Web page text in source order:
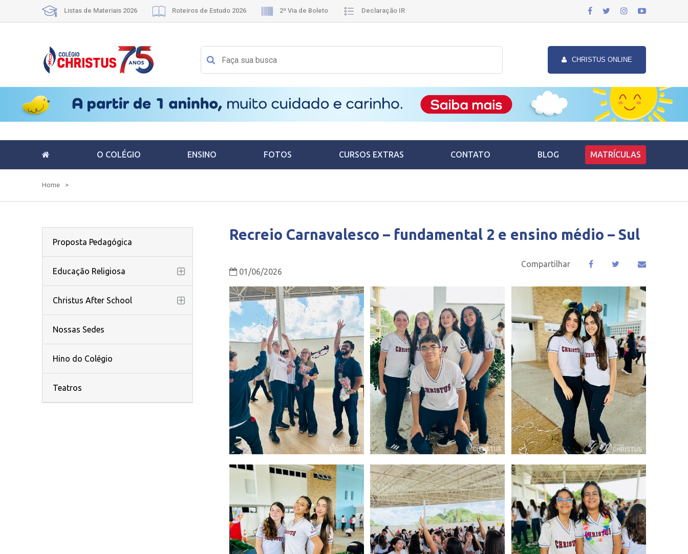
Listas de Materiais 2026 Roteiros de Estudo 2026 2ª Via de Boleto Declaração IR
CHRISTUS ONLINE
O COLÉGIO ENSINO FOTOS CURSOS EXTRAS CONTATO BLOG MATRÍCULAS
Home >
Proposta Pedagógica
Educação Religiosa
Christus After School
Nossas Sedes
Hino do Colégio
Teatros
Recreio Carnavalesco – fundamental 2 e ensino médio – Sul
01/06/2026
Compartilhar